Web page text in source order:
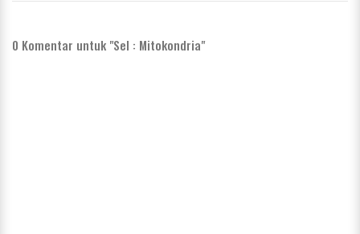
0 Komentar untuk "Sel : Mitokondria"